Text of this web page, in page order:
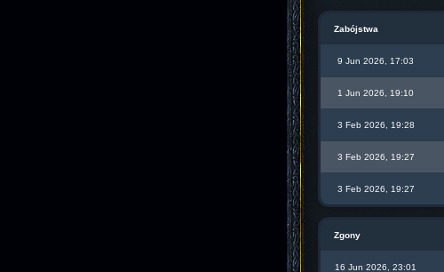
Zabójstwa
9 Jun 2026, 17:03
1 Jun 2026, 19:10
3 Feb 2026, 19:28
3 Feb 2026, 19:27
3 Feb 2026, 19:27
Zgony
16 Jun 2026, 23:01